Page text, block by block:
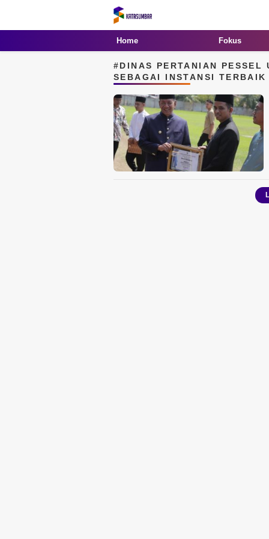
Kata Sumbar
Berita Sumbar Hari Ini
Home Fokus
#DINAS PERTANIAN PESSEL
SEBAGAI INSTANSI